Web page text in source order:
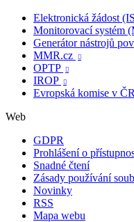
Elektronická žádost
Monitorovací systém
Generátor nástrojů
MMR.cz 
OPTP 
IROP 
Evropská komise v ČR
Web
GDPR
Prohlášení o
Snadné čtení
Zásady používání
Novinky
RSS
Mapa webu